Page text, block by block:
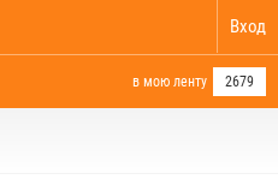
Вход
в мою ленту 2679